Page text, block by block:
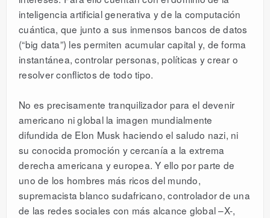
inteligencia artificial generativa y de la computación
cuántica, que junto a sus inmensos bancos de datos
(“big data”) les permiten acumular capital y, de forma
instantánea, controlar personas, políticas y crear o
resolver conflictos de todo tipo.
No es precisamente tranquilizador para el devenir
americano ni global la imagen mundialmente
difundida de Elon Musk haciendo el saludo nazi, ni
su conocida promoción y cercanía a la extrema
derecha americana y europea. Y ello por parte de
uno de los hombres más ricos del mundo,
supremacista blanco sudafricano, controlador de una
de las redes sociales con más alcance global –X-,